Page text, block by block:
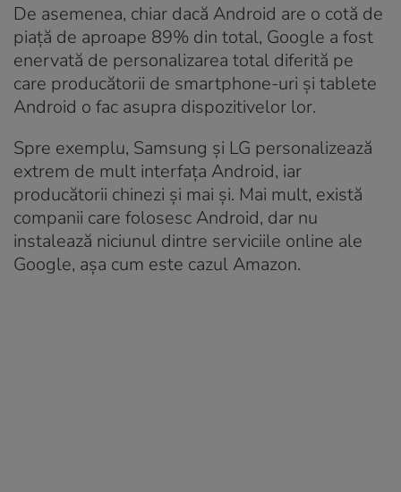
De asemenea, chiar dacă Android are o cotă de
piață de aproape 89% din total, Google a fost
enervată de personalizarea total diferită pe
care producătorii de smartphone-uri și tablete
Android o fac asupra dispozitivelor lor.
Spre exemplu, Samsung și LG personalizează
extrem de mult interfața Android, iar
producătorii chinezi și mai și. Mai mult, există
companii care folosesc Android, dar nu
instalează niciunul dintre serviciile online ale
Google, așa cum este cazul Amazon.